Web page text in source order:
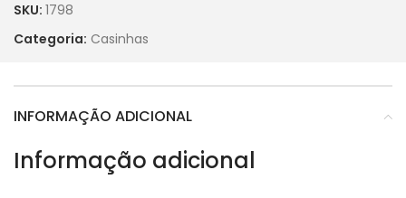
SKU: 1798
Categoria: Casinhas
INFORMAÇÃO ADICIONAL
Informação adicional